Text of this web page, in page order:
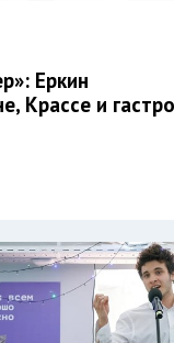
Еркин
Крассе и